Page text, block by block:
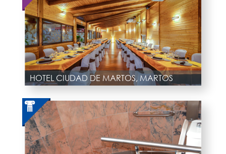
HOTEL CIUDAD DE MARTOS, MARTOS